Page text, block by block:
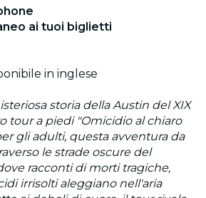
ai tuoi biglietti
in inglese
storia della Austin del XIX
tour a piedi "Omicidio al chiaro
gli adulti, questa avventura da
le strade oscure del
racconti di morti tragiche,
irrisolti aleggiano nell'aria